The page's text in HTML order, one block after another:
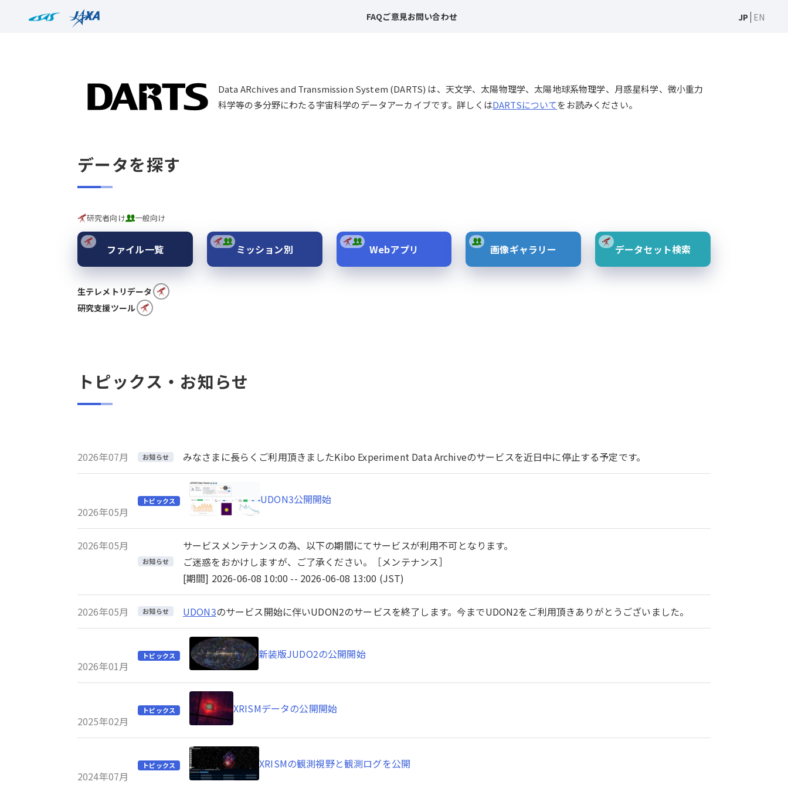
FAQご意見お問い合わせ JP EN
Data ARchives and Transmission System (DARTS) は、天文学、太陽物理学、太陽地球系物理学、月惑星科学、微小重力
科学等の多分野にわたる宇宙科学のデータアーカイブです。詳しくはDARTSについてをお読みください。
データを探す
研究者向け 一般向け
ファイル一覧 ミッション別 Webアプリ 画像ギャラリー データセット検索
生テレメトリデータ
研究支援ツール
トピックス・お知らせ
2026年07月 お知らせ みなさまに長らくご利用頂きましたKibo Experiment Data Archiveのサービスを近日中に停止する予定です。
2026年05月
トピックス UDON3公開開始
2026年05月
お知らせ
サービスメンテナンスの為、以下の期間にてサービスが利用不可となります。
ご迷惑をおかけしますが、ご了承ください。［メンテナンス］
[期間] 2026-06-08 10:00 -- 2026-06-08 13:00 (JST)
2026年05月 お知らせ UDON3のサービス開始に伴いUDON2のサービスを終了します。今までUDON2をご利用頂きありがとうございました。
2026年01月
トピックス 新装版JUDO2の公開開始
2025年02月
トピックス XRISMデータの公開開始
2024年07月
トピックス XRISMの観測視野と観測ログを公開